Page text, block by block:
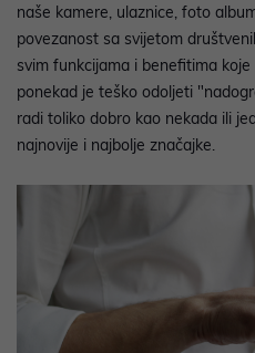
naše kamere, ulaznice, foto
povezanost sa svijetom
svim funkcijama i benefitima
ponekad je teško odoljeti
radi toliko dobro kao nekada ili
najnovije i najbolje značajke.